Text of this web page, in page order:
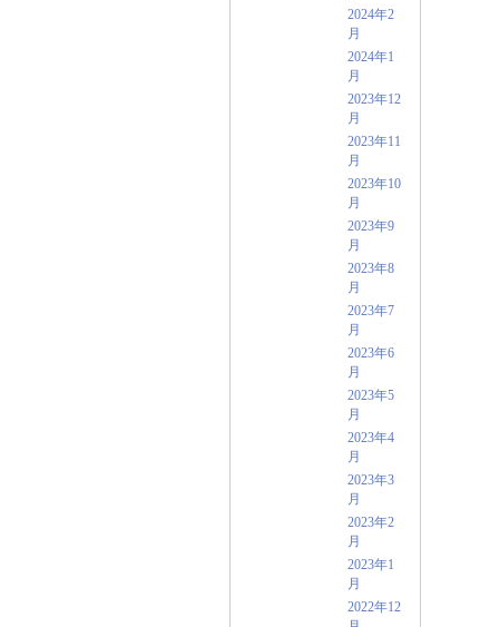
2024年2
月
2024年1
月
2023年12
月
2023年11
月
2023年10
月
2023年9
月
2023年8
月
2023年7
月
2023年6
月
2023年5
月
2023年4
月
2023年3
月
2023年2
月
2023年1
月
2022年12